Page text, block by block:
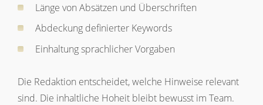
Länge von Absätzen und Überschriften
Abdeckung definierter Keywords
Einhaltung sprachlicher Vorgaben
Die Redaktion entscheidet, welche Hinweise relevant
sind. Die inhaltliche Hoheit bleibt bewusst im Team.